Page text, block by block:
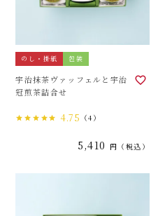
のし・掛紙 包装
宇治抹茶ヴァッフェルと宇治
冠煎茶詰合せ
4.75 （4）
5,410 税込